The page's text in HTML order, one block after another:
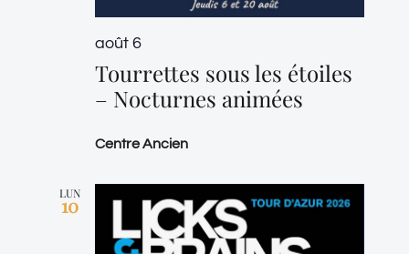
août 6
Tourrettes sous les étoiles
– Nocturnes animées
Centre Ancien
LUN
10